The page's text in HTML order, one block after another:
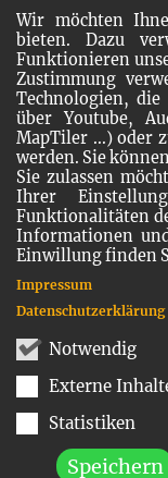
Wir möchten
bieten. Dazu
Funktionieren
Zustimmung
Technologien,
über Youtube,
MapTiler ...) oder
werden. Sie
Sie zulassen
Ihrer
Funktionalitäten
Informationen
Einwillung finden
Notwendig
Externe
Statistiken
Speichern
Impressum
Datenschutzerklärung